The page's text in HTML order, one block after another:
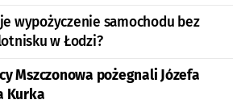
wypożyczenie samochodu bez
w Łodzi?
Mszczonowa pożegnali Józefa
Kurka